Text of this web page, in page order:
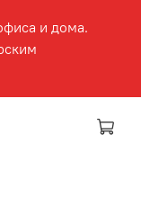
и дома.